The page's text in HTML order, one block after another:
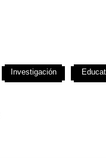
Investigación